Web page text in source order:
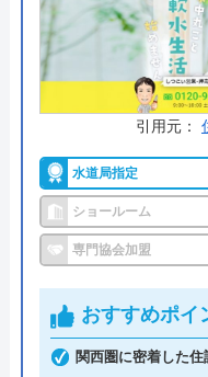
料
今す
ハウスラボホー
代表者 丸山
引用元：
水道局指定
ショールーム
専門協会加盟
おすすめポイ
関西圏に密着した